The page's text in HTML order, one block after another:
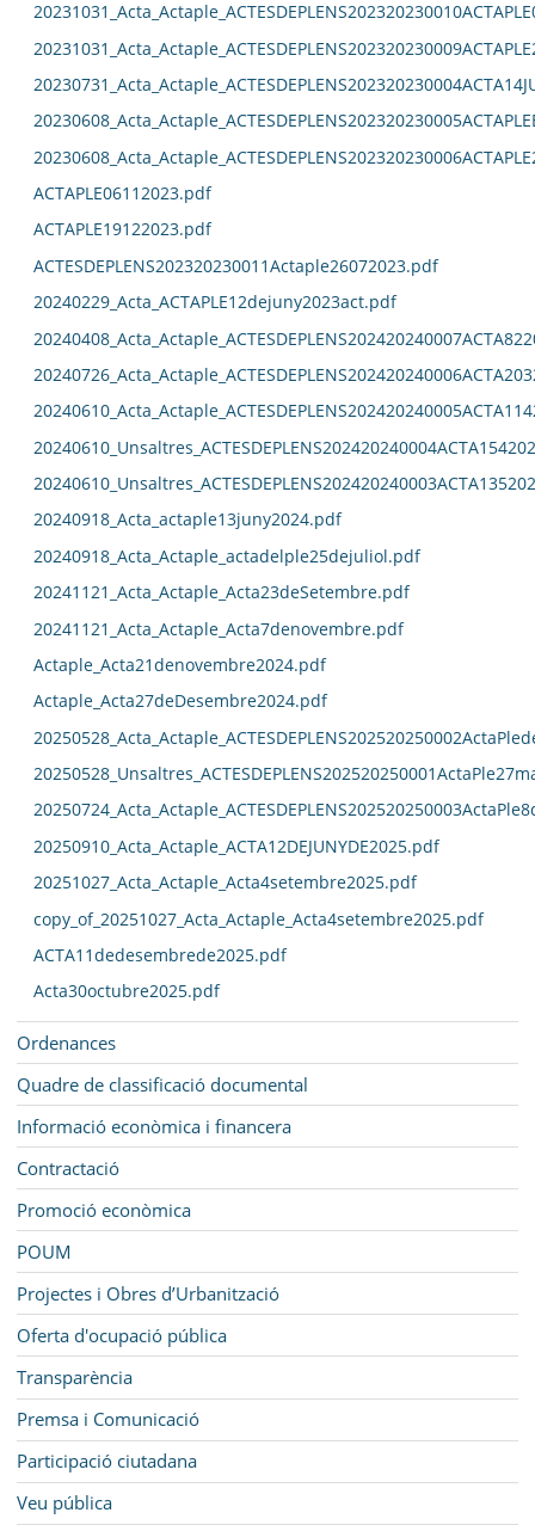
ACTAPLE06112023.pdf
ACTAPLE19122023.pdf
ACTESDEPLENS202320230011Actaple26072023.pdf
20240229_Acta_ACTAPLE12dejuny2023act.pdf
20240918_Acta_actaple13juny2024.pdf
20240918_Acta_Actaple_actadelple25dejuliol.pdf
20241121_Acta_Actaple_Acta23deSetembre.pdf
20241121_Acta_Actaple_Acta7denovembre.pdf
Actaple_Acta21denovembre2024.pdf
Actaple_Acta27deDesembre2024.pdf
20250910_Acta_Actaple_ACTA12DEJUNYDE2025.pdf
20251027_Acta_Actaple_Acta4setembre2025.pdf
copy_of_20251027_Acta_Actaple_Acta4setembre2025.pdf
ACTA11dedesembrede2025.pdf
Acta30octubre2025.pdf
Ordenances
Quadre de classificació documental
Informació econòmica i financera
Contractació
Promoció econòmica
POUM
Projectes i Obres d’Urbanització
Oferta d'ocupació pública
Transparència
Premsa i Comunicació
Participació ciutadana
Veu pública